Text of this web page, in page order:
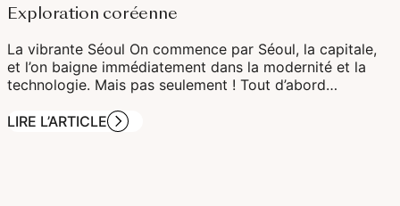
Exploration coréenne
La vibrante Séoul On commence par Séoul, la capitale,
et l’on baigne immédiatement dans la modernité et la
technologie. Mais pas seulement ! Tout d’abord…
LIRE L’ARTICLE